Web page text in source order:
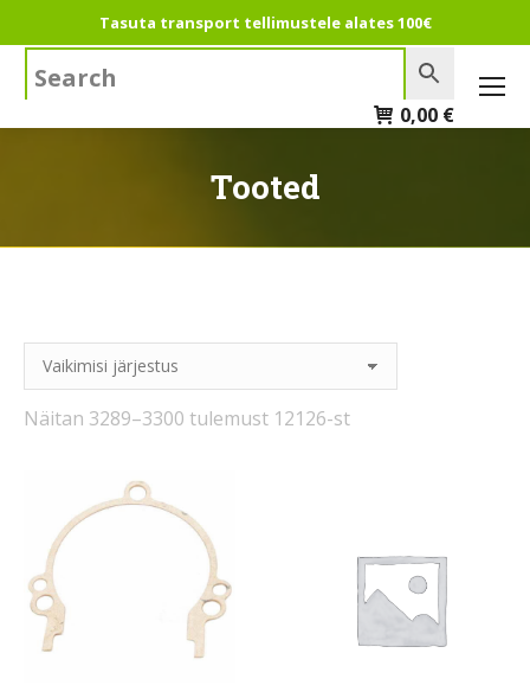
Tasuta transport tellimustele alates 100€
0,00 €
Tooted
Näitan 3289–3300 tulemust 12126-st